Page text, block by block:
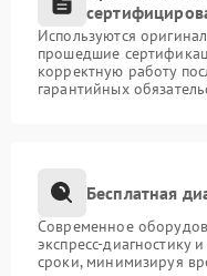
Используются
прошедшие
корректную работу
гарантийных
Бесплатная
Современное
экспресс-диагностику
сроки, минимизируя